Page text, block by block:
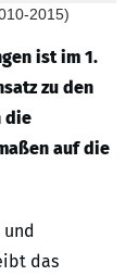
2015)
ist im 1.
zu den
die
auf die
das